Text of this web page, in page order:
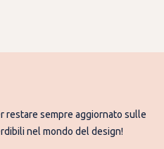
restare sempre aggiornato sulle
nel mondo del design!